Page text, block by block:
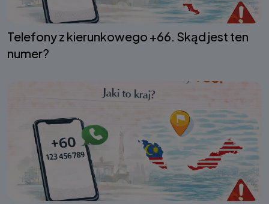
Telefony z kierunkowego +66. Skąd jest ten
numer?